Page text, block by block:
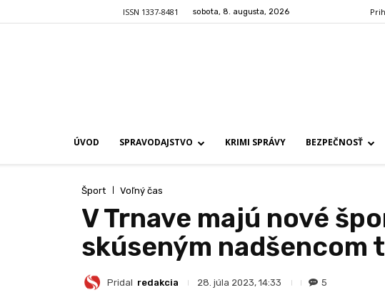
ISSN 1337-8481 sobota, 8. augusta, 2026
ÚVOD SPRAVODAJSTVO KRIMI SPRÁVY BEZPEČNOSŤ
Šport Voľný čas
V Trnave majú nové
skúseným nadšencom
Pridal redakcia 28. júla 2023, 14:33 5